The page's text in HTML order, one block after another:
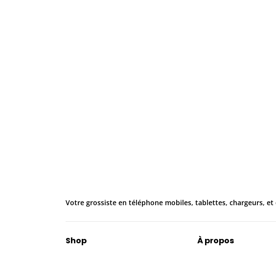
Votre grossiste en téléphone mobiles, tablettes, chargeurs, et
Shop À propos